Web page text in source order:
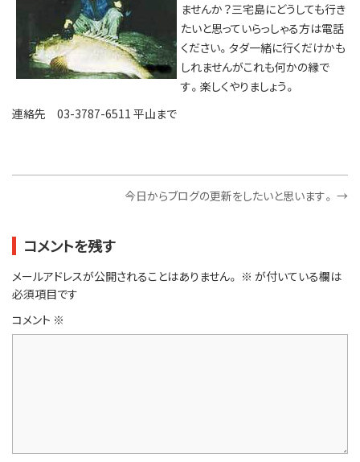
ませんか？三宅島にどうしても行き
たいと思っていらっしゃる方は電話
ください。タダ一緒に行くだけかも
しれませんがこれも何かの縁で
す。楽しくやりましょう。
連絡先 03-3787-6511 平山まで
今日からブログの更新をしたいと思います。 →
コメントを残す
メールアドレスが公開されることはありません。 ※ が付いている欄は
必須項目です
コメント ※